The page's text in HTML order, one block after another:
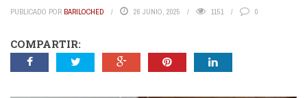
PUBLICADO POR BARILOCHED 26 JUNIO, 2025 1151 0
COMPARTIR: